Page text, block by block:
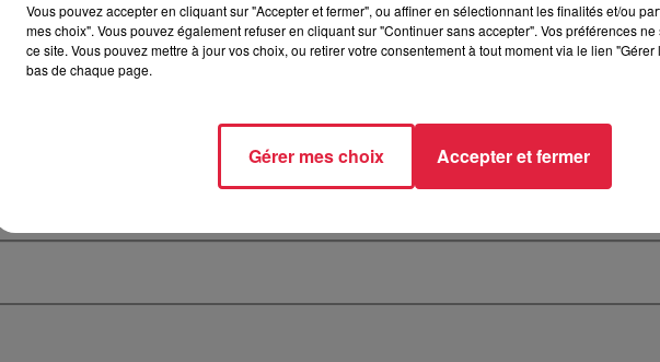
Vous pouvez accepter en cliquant sur "Accepter et fermer", ou affiner en sélectionnant les finalités et/ou
mes choix". Vous pouvez également refuser en cliquant sur "Continuer sans accepter". Vos préférences
ce site. Vous pouvez mettre à jour vos choix, ou retirer votre consentement à tout moment via le lien
bas de chaque page.
Gérer mes choix Accepter et fermer